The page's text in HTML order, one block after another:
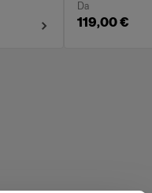
Da
119,00 €